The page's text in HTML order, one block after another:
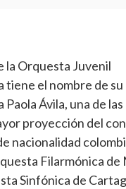
la Orquesta Juvenil
tiene el nombre de
Ávila, una de
proyección del
nacionalidad
Filarmónica de
Sinfónica de